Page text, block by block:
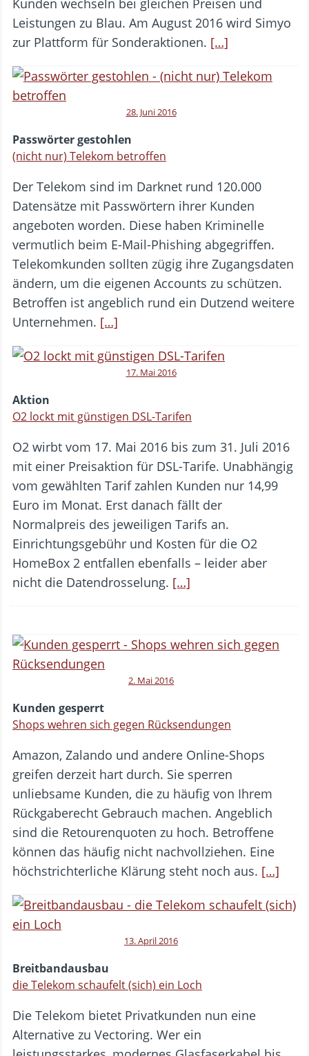
Kunden wechseln bei gleichen Preisen und
Leistungen zu Blau. Am August 2016 wird Simyo
zur Plattform für Sonderaktionen. […]
28. Juni 2016
Passwörter gestohlen
(nicht nur) Telekom betroffen
Der Telekom sind im Darknet rund 120.000
Datensätze mit Passwörtern ihrer Kunden
angeboten worden. Diese haben Kriminelle
vermutlich beim E-Mail-Phishing abgegriffen.
Telekomkunden sollten zügig ihre Zugangsdaten
ändern, um die eigenen Accounts zu schützen.
Betroffen ist angeblich rund ein Dutzend weitere
Unternehmen. […]
17. Mai 2016
Aktion
O2 lockt mit günstigen DSL-Tarifen
O2 wirbt vom 17. Mai 2016 bis zum 31. Juli 2016
mit einer Preisaktion für DSL-Tarife. Unabhängig
vom gewählten Tarif zahlen Kunden nur 14,99
Euro im Monat. Erst danach fällt der
Normalpreis des jeweiligen Tarifs an.
Einrichtungsgebühr und Kosten für die O2
HomeBox 2 entfallen ebenfalls – leider aber
nicht die Datendrosselung. […]
2. Mai 2016
Kunden gesperrt
Shops wehren sich gegen Rücksendungen
Amazon, Zalando und andere Online-Shops
greifen derzeit hart durch. Sie sperren
unliebsame Kunden, die zu häufig von Ihrem
Rückgaberecht Gebrauch machen. Angeblich
sind die Retourenquoten zu hoch. Betroffene
können das häufig nicht nachvollziehen. Eine
höchstrichterliche Klärung steht noch aus. […]
13. April 2016
Breitbandausbau
die Telekom schaufelt (sich) ein Loch
Die Telekom bietet Privatkunden nun eine
Alternative zu Vectoring. Wer ein